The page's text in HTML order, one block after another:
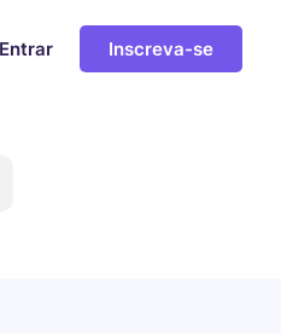
Entrar Inscreva-se